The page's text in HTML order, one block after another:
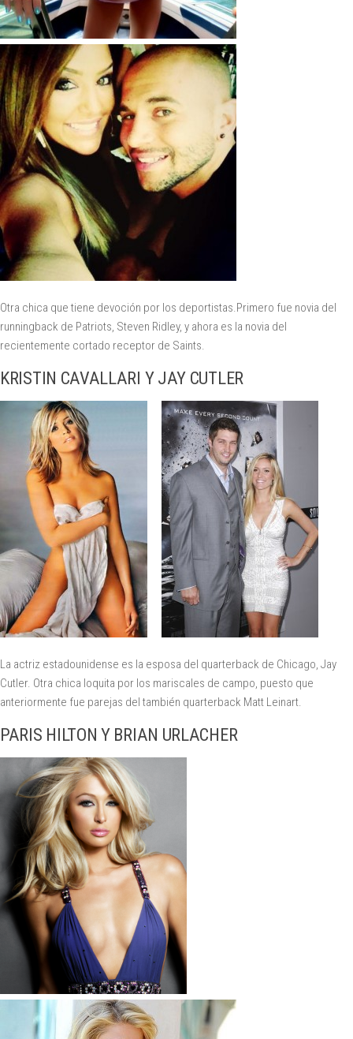
Otra chica que tiene devoción por los deportistas.Primero fue novia del
runningback de Patriots, Steven Ridley, y ahora es la novia del
recientemente cortado receptor de Saints.
KRISTIN CAVALLARI Y JAY CUTLER
La actriz estadounidense es la esposa del quarterback de Chicago, Jay
Cutler. Otra chica loquita por los mariscales de campo, puesto que
anteriormente fue parejas del también quarterback Matt Leinart.
PARIS HILTON Y BRIAN URLACHER